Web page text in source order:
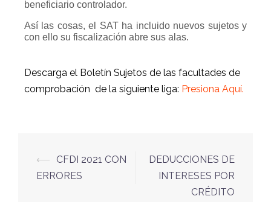
beneficiario controlador.
Así las cosas, el SAT ha incluido nuevos sujetos y
con ello su fiscalización abre sus alas.
Descarga el Boletín Sujetos de las facultades de
comprobación de la siguiente liga: Presiona Aquí.
⟵
CFDI 2021 CON
ERRORES
DEDUCCIONES DE
INTERESES POR
CRÉDITO